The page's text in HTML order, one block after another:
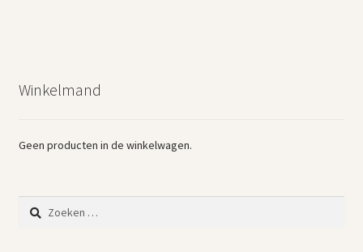
Winkelmand
Geen producten in de winkelwagen.
Zoeken
naar: